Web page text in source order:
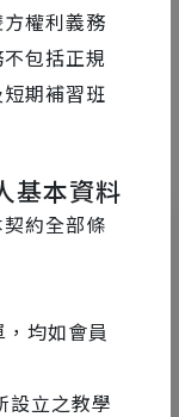
權利義務
包括正規
期補習班
基本資料
約全部條
均如會員
設立之教學
｜Ai +